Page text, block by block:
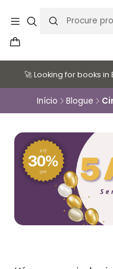
🚀 Looking for books in
Início Blogue